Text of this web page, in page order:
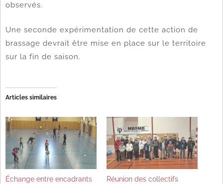
observés.
Une seconde expérimentation de cette action de
brassage devrait être mise en place sur le territoire
sur la fin de saison.
Articles similaires
Échange entre encadrants
Réunion des collectifs